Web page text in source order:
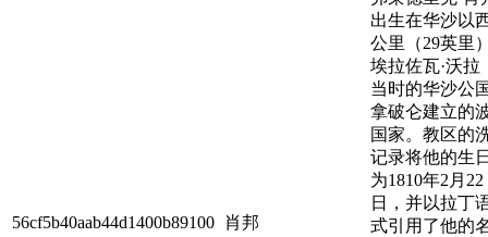
56cf5b40aab44d1400b89100 肖邦
出生在华沙以
公里（29英里
埃拉佐瓦·沃拉
当时的华沙公
拿破仑建立的
国家。教区的
记录将他的生
为1810年2月22
日，并以拉丁
式引用了他的